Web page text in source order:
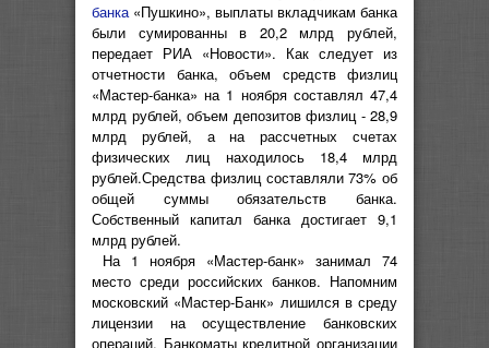
банка «Пушкино», выплаты вкладчикам банка
были сумированны в 20,2 млрд рублей,
передает РИА «Новости». Как следует из
отчетности банка, объем средств физлиц
«Мастер-банка» на 1 ноября составлял 47,4
млрд рублей, объем депозитов физлиц - 28,9
млрд рублей, а на рассчетных счетах
физических лиц находилось 18,4 млрд
рублей.Средства физлиц составляли 73% об
общей суммы обязательств банка.
Собственный капитал банка достигает 9,1
млрд рублей.
На 1 ноября «Мастер-банк» занимал 74
место среди российских банков. Напомним
московский «Мастер-Банк» лишился в среду
лицензии на осуществление банковских
операций. Банкоматы кредитной организации